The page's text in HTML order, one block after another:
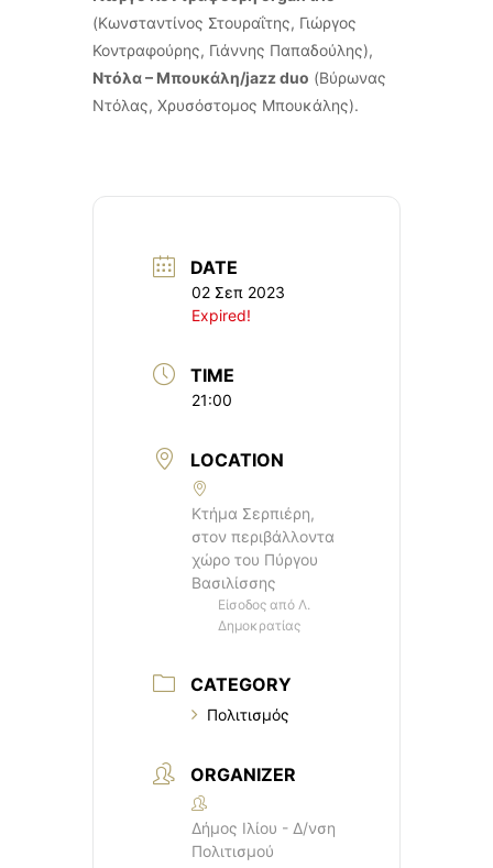
(Κωνσταντίνος Στουραΐτης, Γιώργος
Κοντραφούρης, Γιάννης Παπαδούλης),
Ντόλα – Μπουκάλη/jazz duo (Βύρωνας
Ντόλας, Χρυσόστομος Μπουκάλης).
DATE
02 Σεπ 2023
Expired!
TIME
21:00
LOCATION
Κτήμα Σερπιέρη,
στον περιβάλλοντα
χώρο του Πύργου
Βασιλίσσης
Είσοδος από Λ.
Δημοκρατίας
CATEGORY
Πολιτισμός
ORGANIZER
Δήμος Ιλίου - Δ/νση
Πολιτισμού